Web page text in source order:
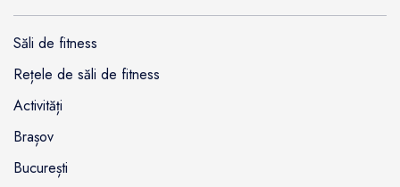
Săli de fitness
Rețele de săli de fitness
Activități
Brașov
București